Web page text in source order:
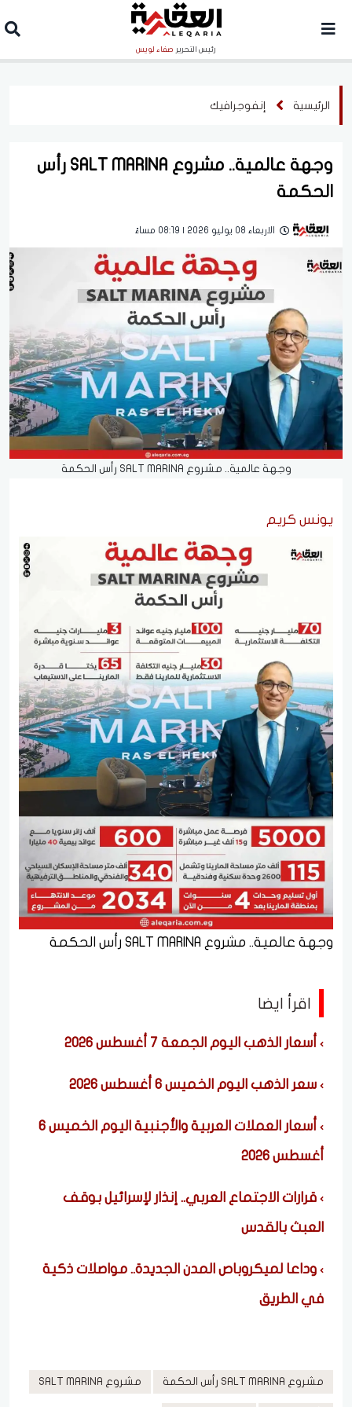
رئيس التحرير صفاء لويس
الرئيسية إنفوجرافيك
وجهة عالمية.. مشروع SALT MARINA رأس
الحكمة
الاربعاء 08 يوليو 2026 | 08:19 مساءً
وجهة عالمية.. مشروع SALT MARINA رأس الحكمة
يونس كريم
وجهة عالمية.. مشروع SALT MARINA رأس الحكمة
اقرأ ايضا
أسعار الذهب اليوم الجمعة 7 أغسطس 2026
سعر الذهب اليوم الخميس 6 أغسطس 2026
أسعار العملات العربية والأجنبية اليوم الخميس 6
أغسطس 2026
قرارات الاجتماع العربي.. إنذار لإسرائيل بوقف
العبث بالقدس
وداعا لميكروباص المدن الجديدة.. مواصلات ذكية
في الطريق
مشروع SALT MARINA رأس الحكمة مشروع SALT MARINA